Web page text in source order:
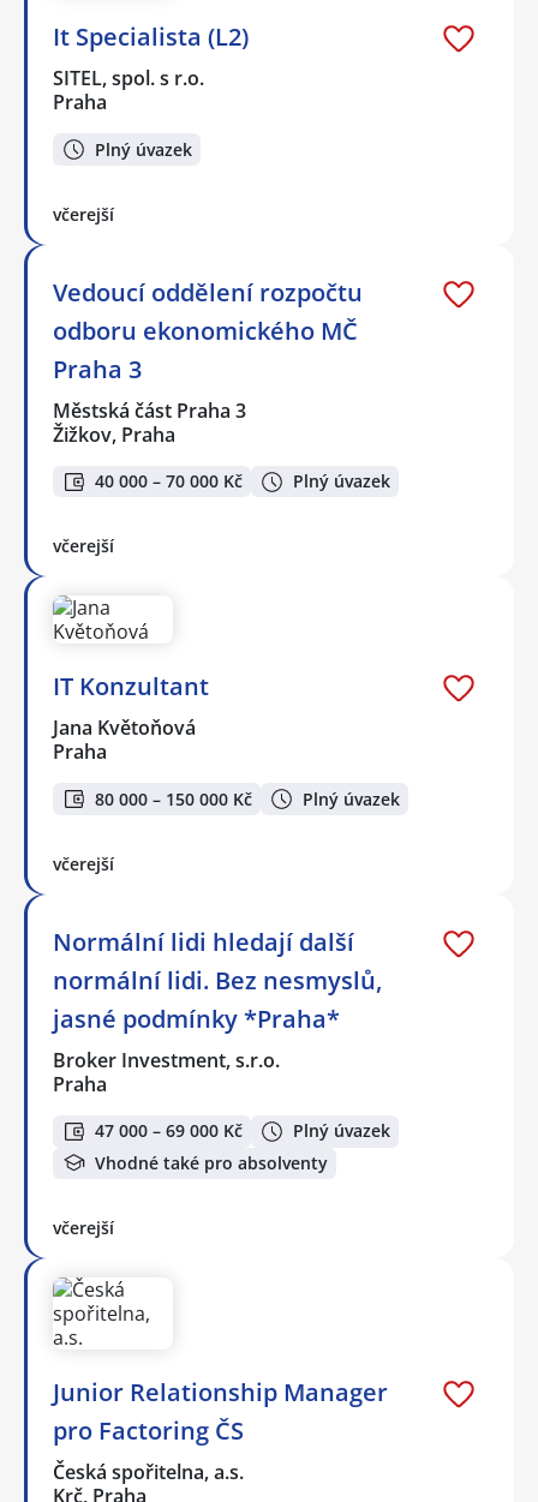
It Specialista (L2)
SITEL, spol. s r.o.
Praha
Plný úvazek
včerejší
Vedoucí oddělení rozpočtu
odboru ekonomického MČ
Praha 3
Městská část Praha 3
Žižkov, Praha
40 000 – 70 000 Kč Plný úvazek
včerejší
IT Konzultant
Jana Květoňová
Praha
80 000 – 150 000 Kč Plný úvazek
včerejší
Normální lidi hledají další
normální lidi. Bez nesmyslů,
jasné podmínky *Praha*
Broker Investment, s.r.o.
Praha
47 000 – 69 000 Kč
Plný úvazek
Vhodné také pro absolventy
včerejší
Junior Relationship Manager
pro Factoring ČS
Česká spořitelna, a.s.
Krč, Praha